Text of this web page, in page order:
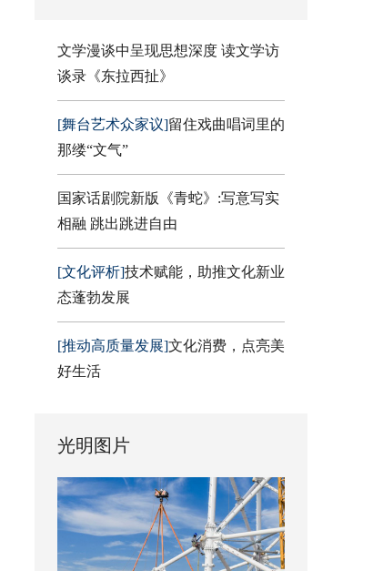
文学漫谈中呈现思想深度 读文学访
谈录《东拉西扯》
[舞台艺术众家议]留住戏曲唱词里的
那缕“文气”
国家话剧院新版《青蛇》:写意写实
相融 跳出跳进自由
[文化评析]技术赋能，助推文化新业
态蓬勃发展
[推动高质量发展]文化消费，点亮美
好生活
光明图片